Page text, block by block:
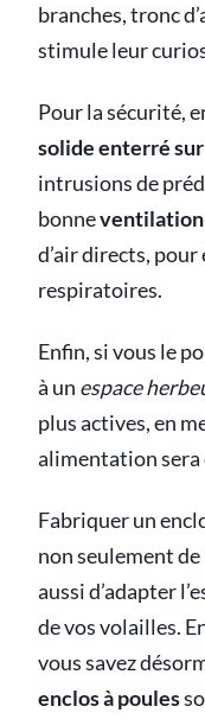
branches, tronc
stimule leur
Pour la sécurité,
solide enterré
intrusions de
bonneventilation
d’air directs,
respiratoires.
Enfin, si vous le
à un espace
plus actives, en
alimentation
Fabriquer un
non seulement
aussi d’adapter
de vos volailles.
vous savez
enclos à poules